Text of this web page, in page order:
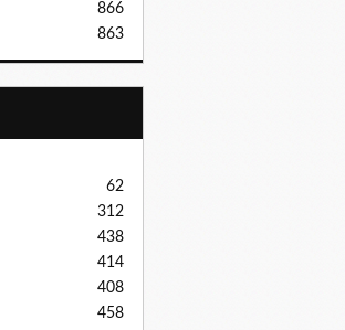
866
863
62
312
438
414
408
458